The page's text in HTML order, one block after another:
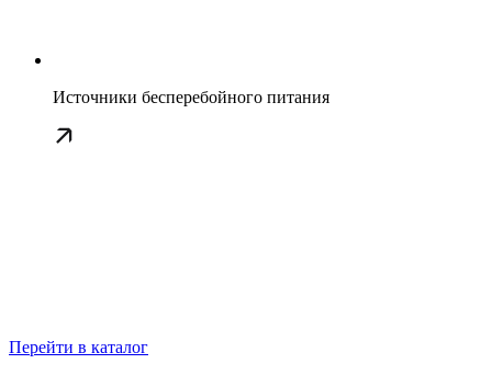
Источники бесперебойного питания
Перейти в каталог